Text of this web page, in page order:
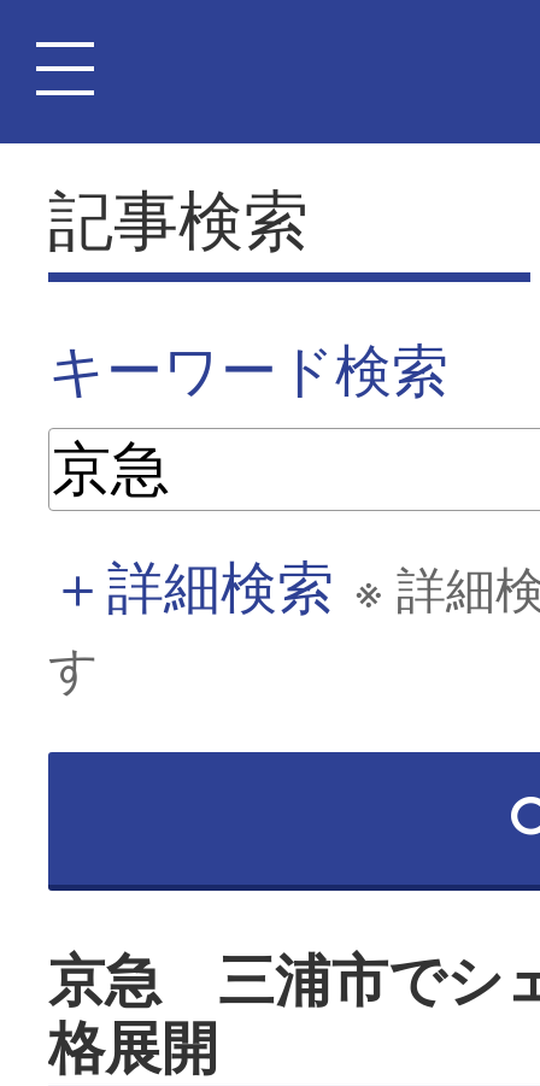
記事検索
キーワード検索
＋詳細検索 ※ 詳細
す
京急 三浦市でシ
格展開